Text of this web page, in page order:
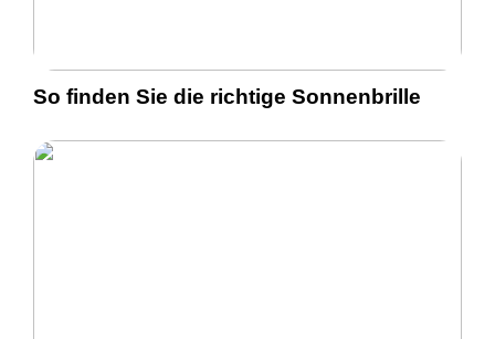
So finden Sie die richtige Sonnenbrille